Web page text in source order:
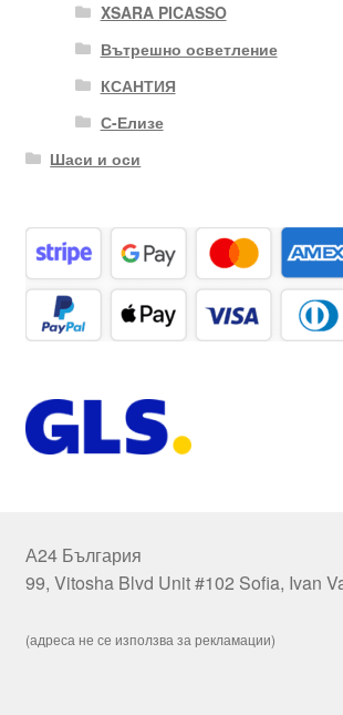
XSARA PICASSO
Вътрешно осветление
КСАНТИЯ
С-Елизе
Шаси и оси
А24 България
99, Vitosha Blvd Unit #102 Sofia, Ivan
(адреса не се използва за рекламации)